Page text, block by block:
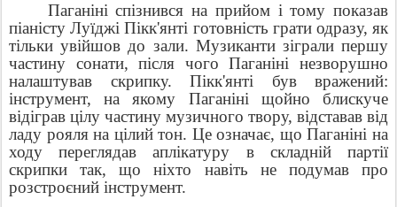
Паганіні спізнився на прийом і тому показав
піаністу Луїджі Пікк'янті готовність грати одразу, як
тільки увійшов до зали. Музиканти зіграли першу
частину сонати, після чого Паганіні незворушно
налаштував скрипку. Пікк'янті був вражений:
інструмент, на якому Паганіні щойно блискуче
відіграв цілу частину музичного твору, відставав від
ладу рояля на цілий тон. Це означає, що Паганіні на
ходу переглядав аплікатуру в складній партії
скрипки так, що ніхто навіть не подумав про
розстроєний інструмент.